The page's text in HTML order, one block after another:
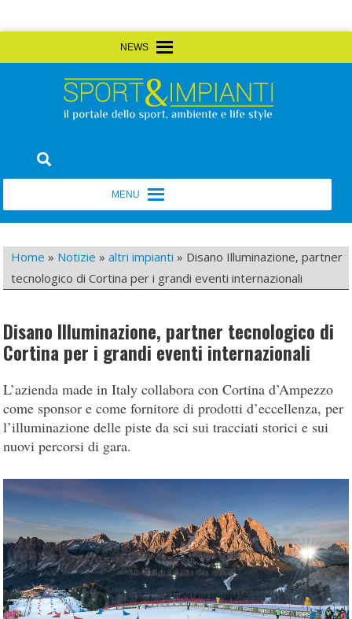
to
Sport&Impianti
Home » Notizie »altri impianti » Disano Illuminazione, partner
tecnologico di Cortina per i grandi eventi internazionali
Disano Illuminazione, partner tecnologico di
Cortina per i grandi eventi internazionali
L’azienda made in Italy collabora con Cortina d’Ampezzo
come sponsor e come fornitore di prodotti d’eccellenza, per
l’illuminazione delle piste da sci sui tracciati storici e sui
nuovi percorsi di gara.